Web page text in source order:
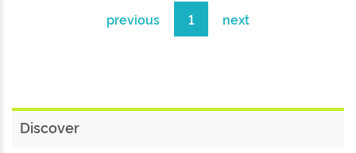
previous 1 next
Discover